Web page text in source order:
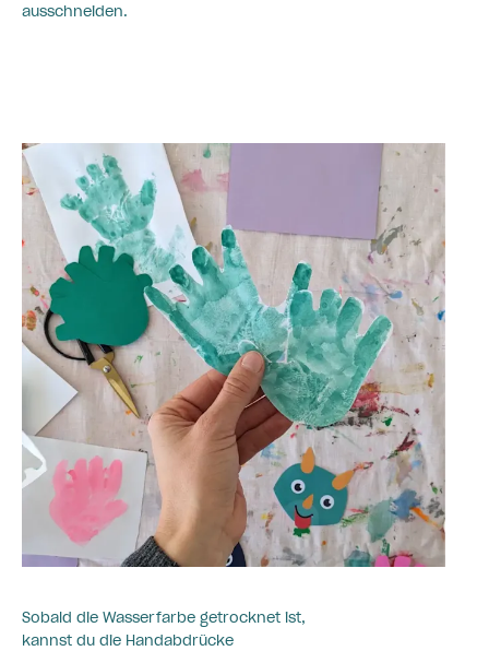
ausschneiden.
Sobald die Wasserfarbe getrocknet ist,
kannst du die Handabdrücke